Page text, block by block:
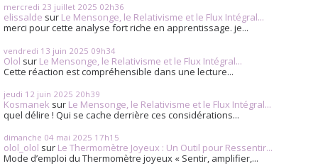
mercredi 23 juillet 2025 02h36
elissalde sur Le Mensonge, le Relativisme et le Flux Intégral...
merci pour cette analyse fort riche en apprentissage. je...
vendredi 13 juin 2025 09h34
Olol sur Le Mensonge, le Relativisme et le Flux Intégral...
Cette réaction est compréhensible dans une lecture...
jeudi 12 juin 2025 20h39
Kosmanek sur Le Mensonge, le Relativisme et le Flux Intégral...
quel délire ! Qui se cache derrière ces considérations...
dimanche 04 mai 2025 17h15
olol_olol sur Le Thermomètre Joyeux : Un Outil pour Ressentir...
Mode d’emploi du Thermomètre joyeux « Sentir, amplifier,...